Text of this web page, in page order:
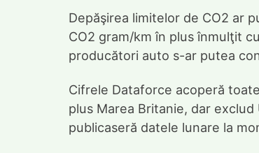
Depăşirea limitelor de CO2 ar
CO2 gram/km în plus înmulţit
producători auto s-ar putea
Cifrele Dataforce acoperă
plus Marea Britanie, dar
publicaseră datele lunare la